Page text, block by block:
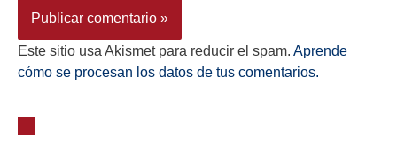
Este sitio usa Akismet para reducir el spam. Aprende
cómo se procesan los datos de tus comentarios.